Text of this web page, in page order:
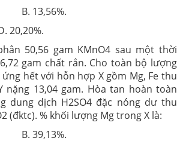
13,56%.
50,56 gam KMnO4 sau một thời
gam chất rắn. Cho toàn bộ lượng
hết với hỗn hợp X gồm Mg, Fe thu
nặng 13,04 gam. Hòa tan hoàn toàn
dung dịch H2SO4 đặc nóng dư thu
(đktc). % khối lượng Mg trong X là:
39,13%.